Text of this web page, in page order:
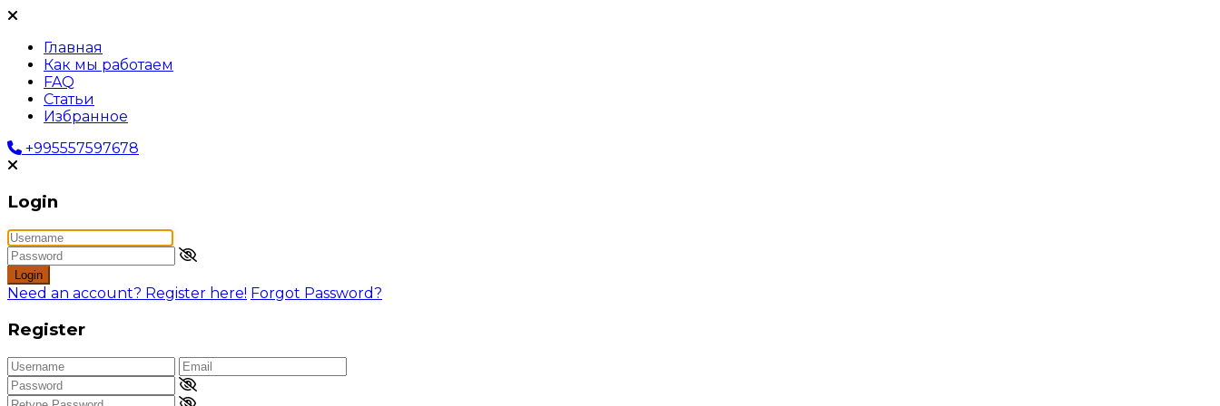
Главная
Как мы работаем
FAQ
Статьи
Избранное
+995557597678
Login
Login
Need an account? Register here! Forgot Password?
Register